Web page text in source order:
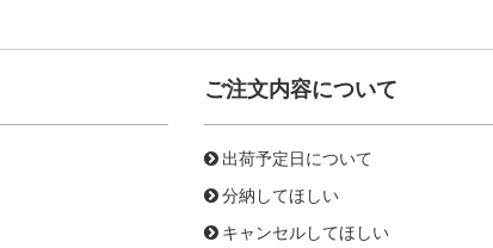
ご注文内容について
出荷予定日について
分納してほしい
キャンセルしてほしい